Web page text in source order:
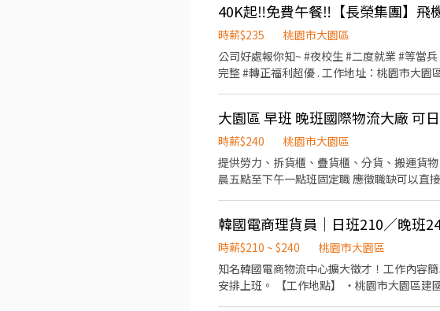
習，實習時間最晚可從19:00開始。 💰 薪資待遇 一般店：時薪241(含津貼) 智取店：時薪269(含津貼) ✅ 國定假日排班享有雙倍時
薪 📅 休假制度 排班制，一週排班約2~4天(假日須可配合排班) 【 工作地點 】 以下門市都可應徵 ⭐ 一般有人店 ⭐ 大園菓林店 桃園
市大園區菓林路145號1樓 大園大豐店 桃園市大園
(以下為各跑店點區域的代表門市) 大園致遠
號1樓 大園三和 - 智取店 桃園市大園區菓林路8號1樓 大園崁腳 - 智取店 桃園市大園區和平西路108號1樓 📲 應徵方式 ➤ 加入官方
ID ➜ https://reurl.cc/bVWdV3 ID：@446nvivi 📩 傳送資料：【截圖職缺＋姓名＋電話】 📞 直接聯絡：優信-艾瑞克 0968-932-
939
40K起‼️免費午餐‼️【長榮集團】飛
時薪$235
桃園市大園區
公司好處報你知~ #夜校生 #二度就業 #等當
完整 #轉正福利超優 . 工作地址：桃園市大
(7天內休2天)，也可接受兼職(公司安排月排約12~15天出勤) 薪 資：時薪$235/H，每月績效
工餐廳) . 【快速預約✚找Conbiz Kevin 林
許多就業機會，若有興趣皆可與我聯繫唷 !
大園區 早班 晚班國際物流大廠 可
時薪$240
桃園市大園區
提供勞力、拆貨櫃、疊貨櫃、分貨、搬運貨物 晚班缺固定人員 時間18:30-22:30 週五19:30-23:30 都可下班領 早班徵固定人員清
晨五點至下午一點班固定職 應
韓國電商理貨員｜日班210／晚班
時薪$210 ~ $240
桃園市大園區
知名韓國電商物流中心擴大徵才！工作內容
安排上班。 【工作地點】 ・桃園市大園區建國路 ・桃園市觀音區寶倉街 ・桃園市大園區開和路 【工作時間】 ▶ 日班 08:00－